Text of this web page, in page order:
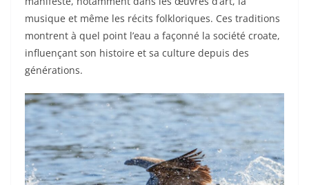
musique et même les récits folkloriques. Ces traditions
montrent à quel point l’eau a façonné la société croate,
influençant son histoire et sa culture depuis des
générations.